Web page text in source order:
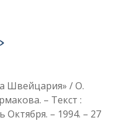
Швейцария» / О.
– Текст :
– 1994. – 27